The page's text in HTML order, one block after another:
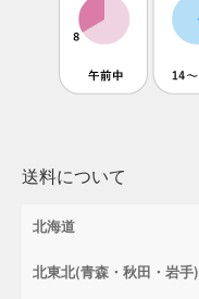
送料について
北海道
北東北(青森・秋田・岩手)